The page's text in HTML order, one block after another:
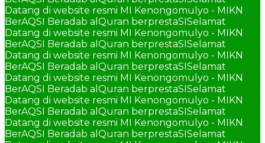
Datang di website resmi MI Kenongomulyo - MIKN
BerAQSI Beradab alQuran berprestaSISelamat
Datang di website resmi MI Kenongomulyo - MIKN
BerAQSI Beradab alQuran berprestaSISelamat
Datang di website resmi MI Kenongomulyo - MIKN
BerAQSI Beradab alQuran berprestaSISelamat
Datang di website resmi MI Kenongomulyo - MIKN
BerAQSI Beradab alQuran berprestaSISelamat
Datang di website resmi MI Kenongomulyo - MIKN
BerAQSI Beradab alQuran berprestaSISelamat
Datang di website resmi MI Kenongomulyo - MIKN
BerAQSI Beradab alQuran berprestaSISelamat